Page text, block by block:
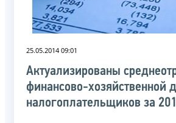
25.05.2014 09:01
Актуализированы
финансово-хозяйственной
налогоплательщиков за